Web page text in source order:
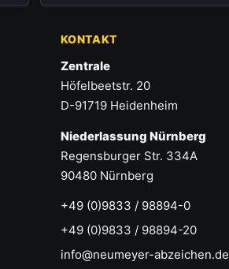
KONTAKT
Zentrale
Höfelbeetstr. 20
D-91719 Heidenheim
Niederlassung Nürnberg
Regensburger Str. 334A
90480 Nürnberg
+49 (0)9833 / 98894-0
+49 (0)9833 / 98894-20
info@neumeyer-abzeichen.de